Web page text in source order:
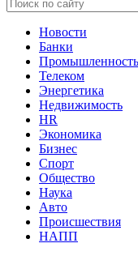
Новости
Банки
Промышленность
Телеком
Энергетика
Недвижимость
HR
Экономика
Бизнес
Спорт
Общество
Наука
Авто
Происшествия
НАПП